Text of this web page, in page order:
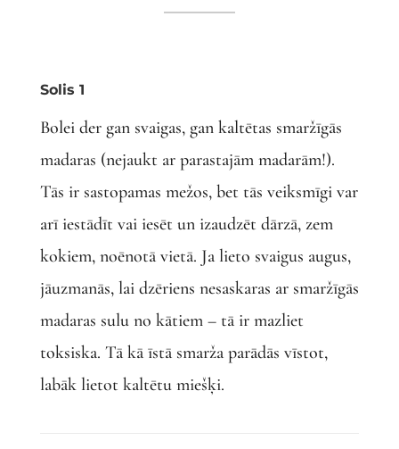
Solis 1
Bolei der gan svaigas, gan kaltētas smaržīgās
madaras (nejaukt ar parastajām madarām!).
Tās ir sastopamas mežos, bet tās veiksmīgi var
arī iestādīt vai iesēt un izaudzēt dārzā, zem
kokiem, noēnotā vietā. Ja lieto svaigus augus,
jāuzmanās, lai dzēriens nesaskaras ar smaržīgās
madaras sulu no kātiem – tā ir mazliet
toksiska. Tā kā īstā smarža parādās vīstot,
labāk lietot kaltētu miešķi.